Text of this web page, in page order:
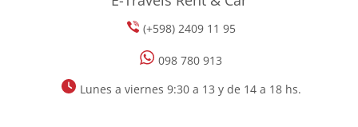
(+598) 2409 11 95
098 780 913
Lunes a viernes 9:30 a 13 y de 14 a 18 hs.